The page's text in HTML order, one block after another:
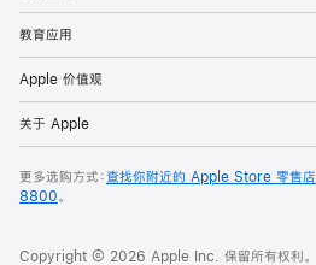
教育应用
Apple 价值观
关于 Apple
更多选购方式：查找你附近的 Apple Store 零售店
8800。
Copyright © 2026 Apple Inc. 保留所有权利。